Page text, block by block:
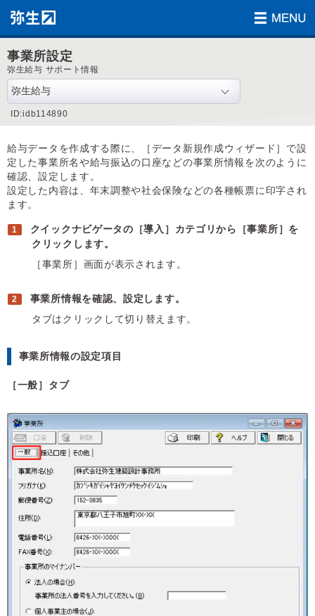
事業所設定
弥生給与 サポート情報
ID:idb114890
給与データを作成する際に、［データ新規作成ウィザード］で設
定した事業所名や給与振込の口座などの事業所情報を次のように
確認、設定します。
設定した内容は、年末調整や社会保険などの各種帳票に印字され
ます。
クイックナビゲータの［導入］カテゴリから［事業所］を
クリックします。
［事業所］画面が表示されます。
事業所情報を確認、設定します。
タブはクリックして切り替えます。
事業所情報の設定項目
［一般］タブ